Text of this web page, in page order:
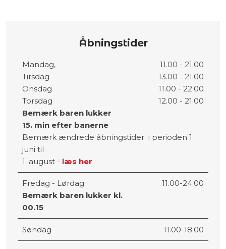
Åbningstider
​Mandag,
​Tirsdag
​Onsdag
​Torsdag
Bemærk baren lukker
​15. min efter banerne
11.00 - 21.00
13.00 - 21.00
11.00 - 22.00
12.00 - 21.00
Bemærk ændrede åbningstider ​ i perioden 1.
juni til
1. august - læs her
Fredag - Lørdag
Bemærk baren lukker kl.
00.15
11.00-24.00
Søndag 11.00-18.00